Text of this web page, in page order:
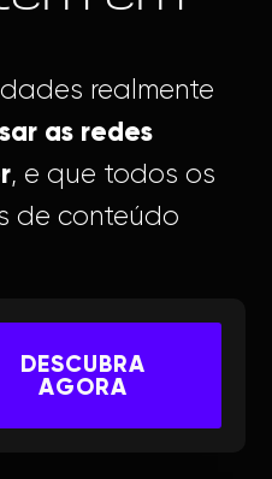
realmente
as redes
, e que todos os
de conteúdo
DESCUBRA
AGORA